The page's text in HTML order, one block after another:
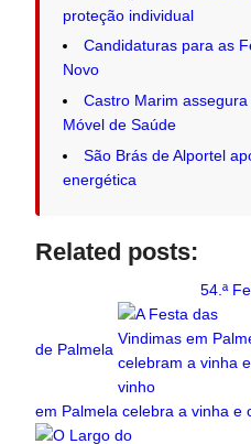
proteção individual
Candidaturas para as
Novo
Castro Marim
Móvel de Saúde
São Brás de Alportel
energética
Related posts:
54.ª
de Palmela
em Palmela celebra a vinha e